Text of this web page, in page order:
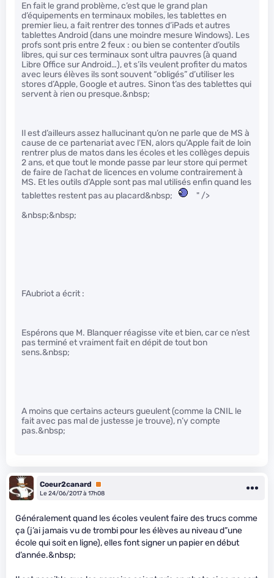
En fait le grand problème, c’est que le grand plan
d’équipements en terminaux mobiles, les tablettes en
premier lieu, a fait rentrer des tonnes d’iPads et autres
tablettes Android (dans une moindre mesure Windows). Les
profs sont pris entre 2 feux : ou bien se contenter d’outils
libres, qui sur ces terminaux sont ultra pauvres (à quand
Libre Office sur Android…), et s’ils veulent profiter du matos
avec leurs élèves ils sont souvent “obligés” d’utiliser les
stores d’Apple, Google et autres. Sinon t’as des tablettes qui
servent à rien ou presque.&nbsp;
Il est d’ailleurs assez hallucinant qu’on ne parle que de MS à
cause de ce partenariat avec l’EN, alors qu’Apple fait de loin
rentrer plus de matos dans les écoles et les collèges depuis
2 ans, et que tout le monde passe par leur store qui permet
de faire de l’achat de licences en volume contrairement à
MS. Et les outils d’Apple sont pas mal utilisés enfin quand les
tablettes restent pas au placard&nbsp;
" />
&nbsp;&nbsp;
FAubriot a écrit :
Espérons que M. Blanquer réagisse vite et bien, car ce n’est
pas terminé et vraiment fait en dépit de tout bon
sens.&nbsp;
A moins que certains acteurs gueulent (comme la CNIL le
fait avec pas mal de justesse je trouve), n’y compte
pas.&nbsp;
Coeur2canard
Premium
Le 24/06/2017 à 17h08
Généralement quand les écoles veulent faire des trucs comme
ça (j’ai jamais vu de trombi pour les élèves au niveau d”une
école qui soit en ligne), elles font signer un papier en début
d’année.&nbsp;